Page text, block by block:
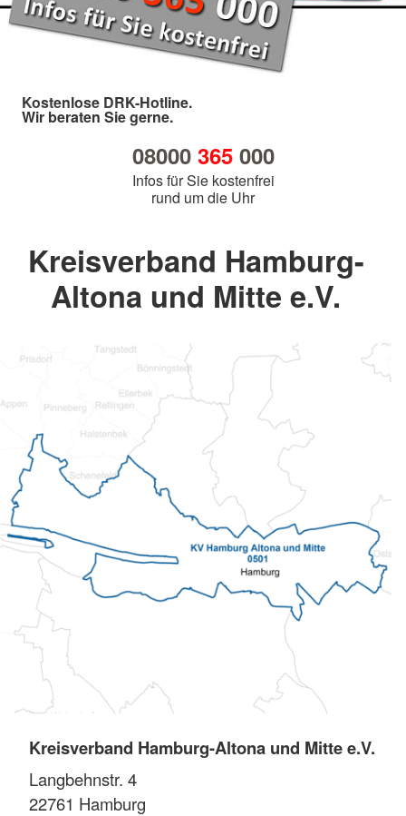
Kostenlose DRK-Hotline.
Wir beraten Sie gerne.
08000 365000
Infos für Sie kostenfrei
rund um die Uhr
Kreisverband Hamburg-
Altona und Mitte e.V.
Kreisverband Hamburg-Altona und Mitte e.V.
Langbehnstr. 4
22761 Hamburg